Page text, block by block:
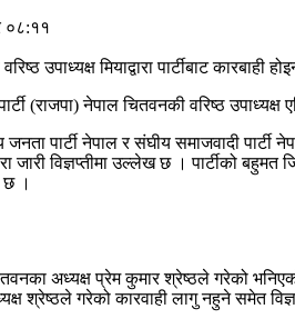
०८:११
(राजपा) नेपाल चितवनकी वरिष्ठ उपाध्यक्ष
जनता पार्टी नेपाल र संघीय समाजवादी
जारी विज्ञप्तीमा उल्लेख छ । पार्टीको
छ ।
अध्यक्ष प्रेम कुमार श्रेष्ठले गरेको भनिएको
श्रेष्ठले गरेको कारवाही लागु नहुने समेत